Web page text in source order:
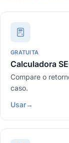
GRATUITA
Calculadora
Compare o
caso.
Usar→